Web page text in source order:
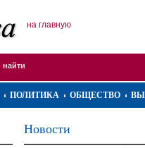
на главную
ПОЛИТИКА ОБЩЕСТВО
Новости